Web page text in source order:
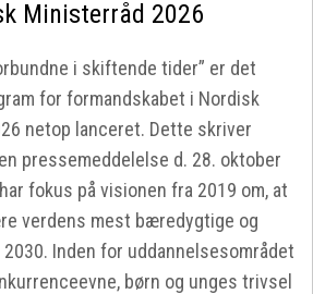
Ministerråd 2026
i skiftende tider” er det
for formandskabet i Nordisk
netop lanceret. Dette skriver
pressemeddelelse d. 28. oktober
fokus på visionen fra 2019 om, at
verdens mest bæredygtige og
Inden for uddannelsesområdet
børn og unges trivsel